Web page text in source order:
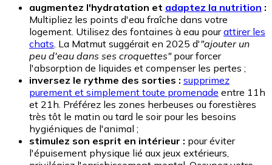
augmentez l'hydratation et adaptez la nutrition :
Multipliez les points d'eau fraîche dans votre
logement. Utilisez des fontaines à eau pourattirer les
chats . La Matmut suggérait en 2025 d'"ajouter un
peu d'eau dans ses croquettes"pour forcer
l'absorption de liquides et compenser les pertes ;
inversez le rythme des sorties : supprimez
purement et simplement toute promenade entre 11h
et 21h. Préférez les zones herbeuses ou forestières
très tôt le matin ou tard le soir pour les besoins
hygiéniques de l'animal ;
stimulez son esprit en intérieur : pour éviter
l'épuisement physique lié aux jeux extérieurs,